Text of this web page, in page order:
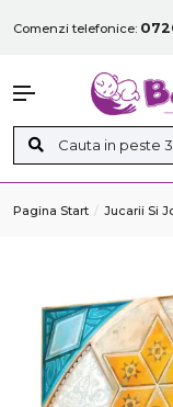
Comenzi telefonice:
Pagina Start Jucarii Si